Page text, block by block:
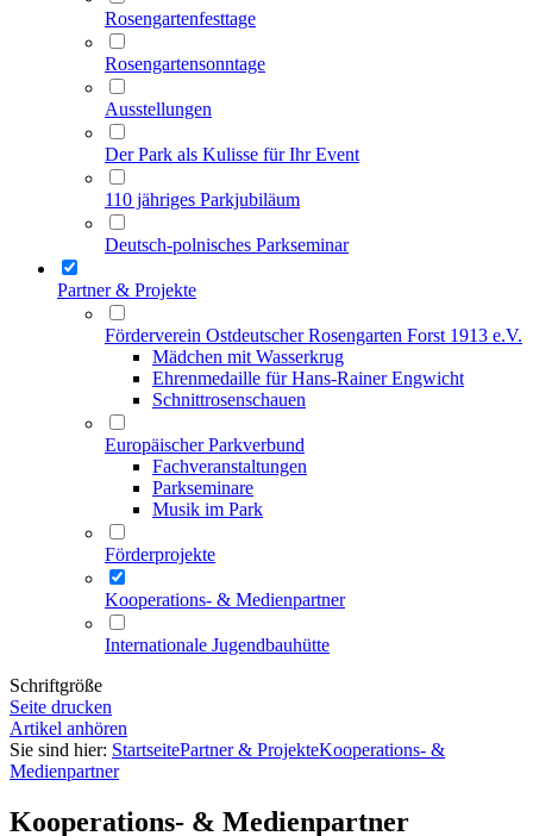
Rosengartenfesttage
Rosengartensonntage
Ausstellungen
Der Park als Kulisse für Ihr Event
110 jähriges Parkjubiläum
Deutsch-polnisches Parkseminar
Partner & Projekte
Förderverein Ostdeutscher Rosengarten Forst 1913 e.V.
Mädchen mit Wasserkrug
Ehrenmedaille für Hans-Rainer Engwicht
Schnittrosenschauen
Europäischer Parkverbund
Fachveranstaltungen
Parkseminare
Musik im Park
Förderprojekte
Kooperations- & Medienpartner
Internationale Jugendbauhütte
Schriftgröße
Seite drucken
Artikel anhören
Sie sind hier: StartseitePartner & ProjekteKooperations- &
Medienpartner
Kooperations- & Medienpartner